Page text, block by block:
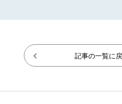
記事の一覧に